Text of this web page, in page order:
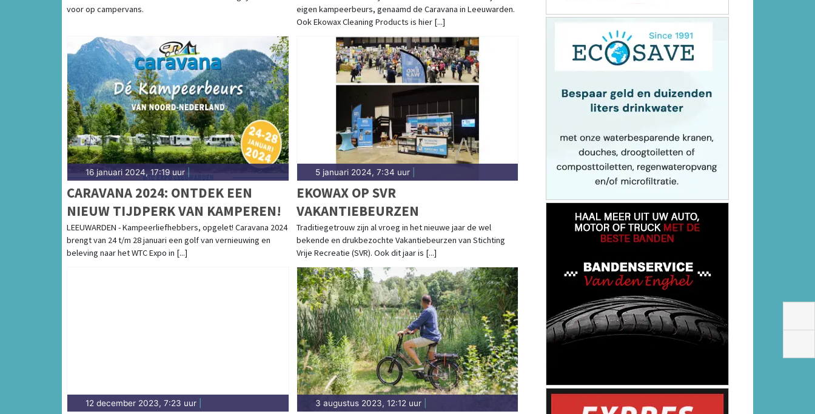
voor op campervans.
eigen kampeerbeurs, genaamd de Caravana in Leeuwarden.
Ook Ekowax Cleaning Products is hier [...]
16 januari 2024, 17:19 uur
CARAVANA 2024: ONTDEK EEN
NIEUW TIJDPERK VAN KAMPEREN!
LEEUWARDEN - Kampeerliefhebbers, opgelet! Caravana 2024
brengt van 24 t/m 28 januari een golf van vernieuwing en
beleving naar het WTC Expo in [...]
5 januari 2024, 7:34 uur|
EKOWAX OP SVR
VAKANTIEBEURZEN
Traditiegetrouw zijn al vroeg in het nieuwe jaar de wel
bekende en drukbezochte Vakantiebeurzen van Stichting
Vrije Recreatie (SVR). Ook dit jaar is [...]
12 december 2023, 7:23 uur 3 augustus 2023, 12:12 uur|